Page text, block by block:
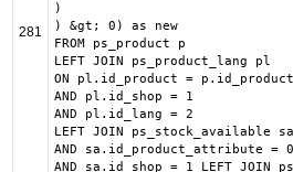
281
)
) &gt; 0) as new
FROM ps_product p
LEFT JOIN ps_product_lang pl
ON pl.id_product = p.id_product
AND pl.id_shop = 1
AND pl.id_lang = 2
LEFT JOIN ps_stock_available
AND sa.id_product_attribute = 0
AND sa.id_shop = 1 LEFT JOIN